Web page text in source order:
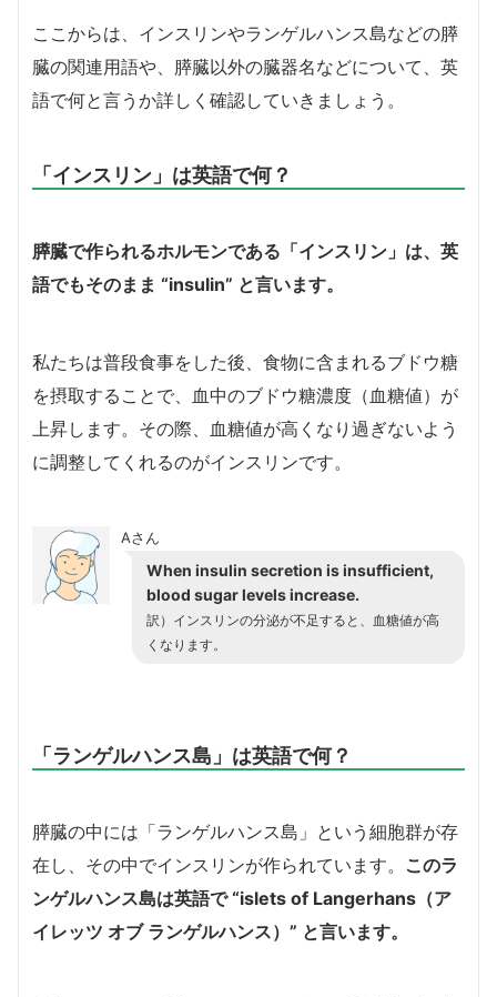
ここからは、インスリンやランゲルハンス島などの膵
臓の関連用語や、膵臓以外の臓器名などについて、英
語で何と言うか詳しく確認していきましょう。
「インスリン」は英語で何？
膵臓で作られるホルモンである「インスリン」は、英
語でもそのまま “insulin” と言います。
私たちは普段食事をした後、食物に含まれるブドウ糖
を摂取することで、血中のブドウ糖濃度（血糖値）が
上昇します。その際、血糖値が高くなり過ぎないよう
に調整してくれるのがインスリンです。
Aさん
When insulin secretion is insufficient,
blood sugar levels increase.
訳）インスリンの分泌が不足すると、血糖値が高
くなります。
「ランゲルハンス島」は英語で何？
膵臓の中には「ランゲルハンス島」という細胞群が存
在し、その中でインスリンが作られています。 このラ
ンゲルハンス島は英語で “islets of Langerhans（ア
イレッツ オブ ランゲルハンス）” と言います。